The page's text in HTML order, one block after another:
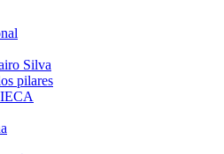
Silva
pilares